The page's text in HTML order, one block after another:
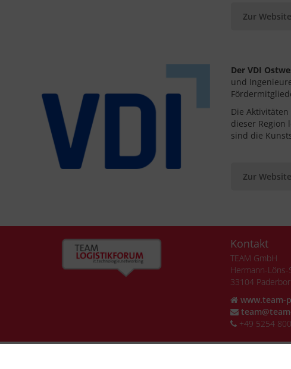
Zur Website
Der VDI
und
Die
dieser Region
sind die
Zur Website
Kontakt
TEAM GmbH
Hermann-Löns-
33104
www.team-
+49 5254